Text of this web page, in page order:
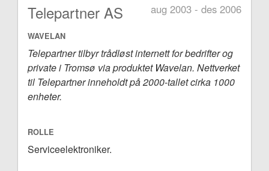
Telepartner AS aug 2003 - des 2006
WAVELAN
Telepartner tilbyr trådløst internett for bedrifter og
private i Tromsø via produktet Wavelan. Nettverket
til Telepartner inneholdt på 2000-tallet cirka 1000
enheter.
ROLLE
Serviceelektroniker.